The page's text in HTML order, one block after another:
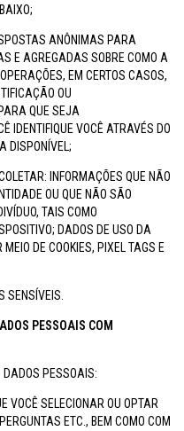
ANÔNIMAS PARA
E AGREGADAS SOBRE COMO A
EM CERTOS CASOS,
OU
QUE SEJA
IDENTIFIQUE VOCÊ ATRAVÉS DO
DISPONÍVEL;
INFORMAÇÕES QUE NÃO
OU QUE NÃO SÃO
TAIS COMO
DADOS DE USO DA
DE COOKIES, PIXEL TAGS E
SENSÍVEIS.
PESSOAIS COM
DADOS PESSOAIS:
VOCÊ SELECIONAR OU OPTAR
ETC., BEM COMO COM